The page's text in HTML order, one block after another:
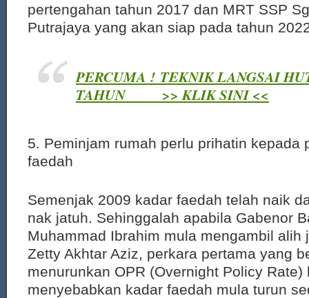
pertengahan tahun 2017 dan MRT SSP
Putrajaya yang akan siap pada tahun
PERCUMA ! TEKNIK LANGSAI
TAHUN >> KLIK SINI <<
5. Peminjam rumah perlu prihatin kepada
faedah
Semenjak 2009 kadar faedah telah naik
nak jatuh. Sehinggalah apabila Gabenor
Muhammad Ibrahim mula mengambil alih
Zetty Akhtar Aziz, perkara pertama yang
menurunkan OPR (Overnight Policy Rate)
menyebabkan kadar faedah mula turun